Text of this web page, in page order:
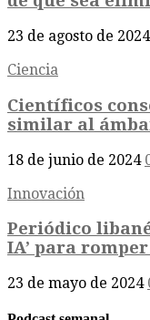
23 de agosto de 2024
Ciencia
Científicos
similar al
18 de junio de 2024
Innovación
Periódico
IA’ para
23 de mayo de 2024